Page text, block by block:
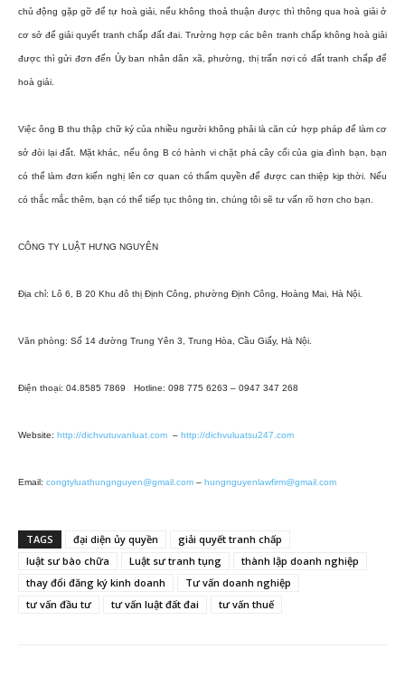
chủ động gặp gỡ để tự hoà giải, nếu không thoả thuận được thì thông qua hoà giải ở
cơ sở để giải quyết tranh chấp đất đai. Trường hợp các bên tranh chấp không hoà giải
được thì gửi đơn đến Ủy ban nhân dân xã, phường, thị trấn nơi có đất tranh chấp để
hoà giải.
Việc ông B thu thập chữ ký của nhiều người không phải là căn cứ hợp pháp để làm cơ
sở đòi lại đất. Mặt khác, nếu ông B có hành vi chặt phá cây cối của gia đình bạn, bạn
có thể làm đơn kiến nghị lên cơ quan có thẩm quyền để được can thiệp kịp thời. Nếu
có thắc mắc thêm, bạn có thể tiếp tục thông tin, chúng tôi sẽ tư vấn rõ hơn cho bạn.
CÔNG TY LUẬT HƯNG NGUYÊN
Địa chỉ: Lô 6, B 20 Khu đô thị Định Công, phường Định Công, Hoàng Mai, Hà Nội.
Văn phòng: Số 14 đường Trung Yên 3, Trung Hòa, Cầu Giấy, Hà Nội.
Điện thoại: 04.8585 7869 Hotline: 098 775 6263 – 0947 347 268
Website: http://dichvutuvanluat.com – http://dichvuluatsu247.com
Email: congtyluathungnguyen@gmail.com – hungnguyenlawfirm@gmail.com
TAGS đại diện ủy quyền
giải quyết tranh chấp
luật sư bào chữa
Luật sư tranh tụng
thành lập doanh nghiệp
thay đổi đăng ký kinh doanh
Tư vấn doanh nghiệp
tư vấn đầu tư
tư vấn luật đất đai tư vấn thuế